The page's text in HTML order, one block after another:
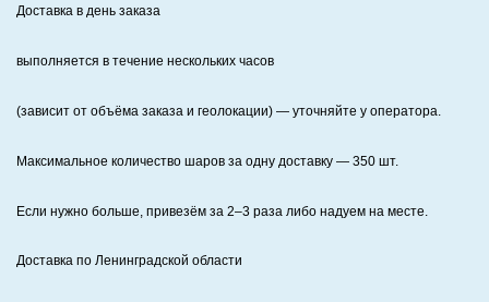
Доставка в день заказа
выполняется в течение нескольких часов
(зависит от объёма заказа и геолокации) — уточняйте у оператора.
Максимальное количество шаров за одну доставку — 350 шт.
Если нужно больше, привезём за 2–3 раза либо надуем на месте.
Доставка по Ленинградской области